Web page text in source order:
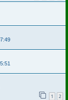
1 2